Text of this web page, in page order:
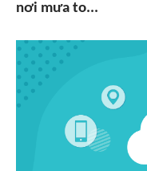
nơi mưa to...